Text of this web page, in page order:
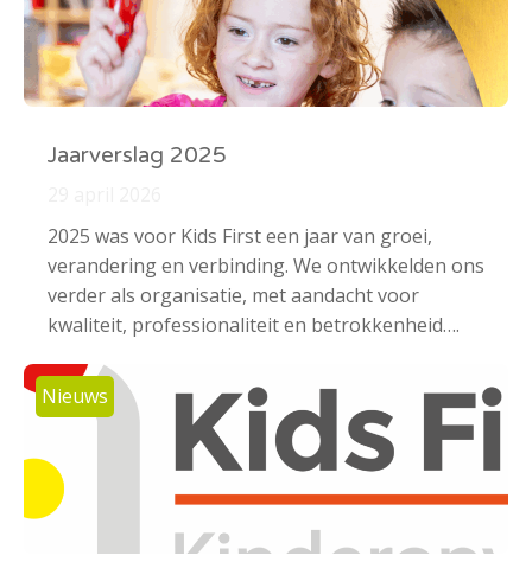
Jaarverslag 2025
2025 was voor Kids First een jaar van groei,
verandering en verbinding. We ontwikkelden ons
verder als organisatie, met aandacht voor
kwaliteit, professionaliteit en betrokkenheid….
Nieuws